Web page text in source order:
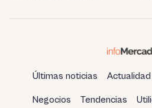
Últimas noticias Actualidad
Negocios Tendencias